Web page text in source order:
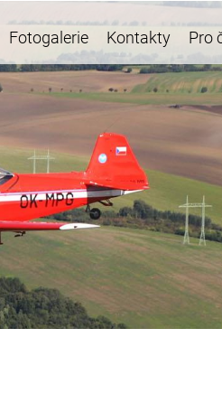
Fotogalerie Kontakty Pro